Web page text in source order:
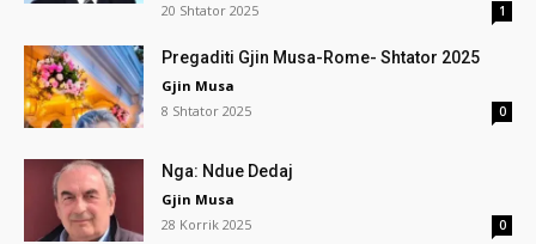
20 Shtator 2025
1
Pregaditi Gjin Musa-Rome- Shtator 2025
Gjin Musa
8 Shtator 2025
0
Nga: Ndue Dedaj
Gjin Musa
28 Korrik 2025
0